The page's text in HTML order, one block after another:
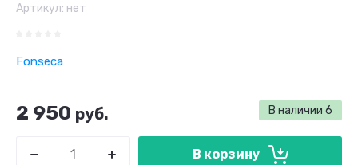
Артикул: нет
Fonseca
В наличии 6
2 950 руб.
В корзину